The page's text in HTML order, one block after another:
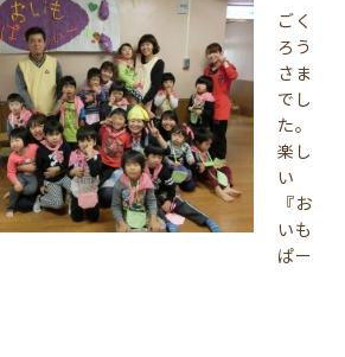
ごく
ろう
さま
でし
た。
楽し
い
『お
いも
ぱー